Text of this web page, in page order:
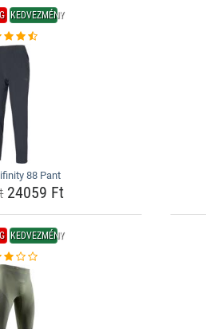
KEDVEZMÉNY
88 Pant
24059 Ft
KEDVEZMÉNY